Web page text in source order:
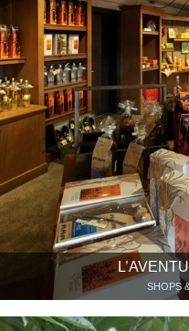
SHOPS